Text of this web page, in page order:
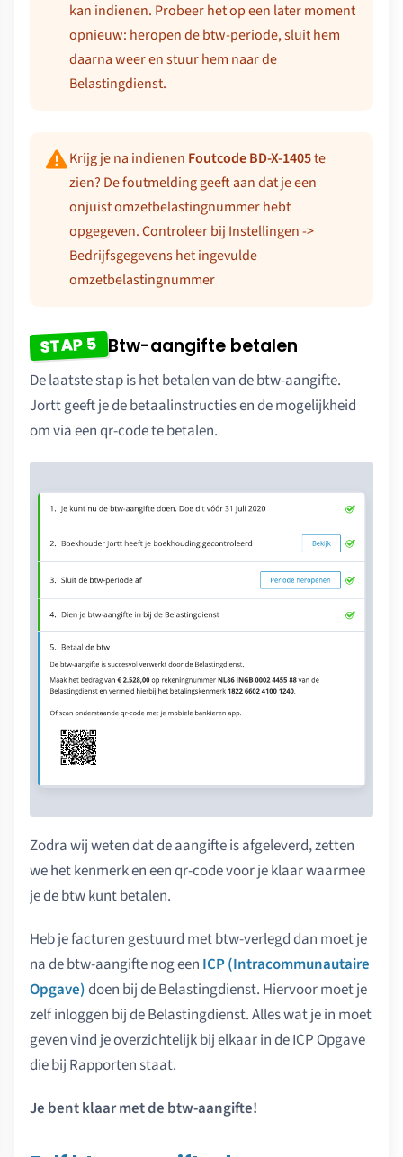
kan indienen. Probeer het op een later moment
opnieuw: heropen de btw-periode, sluit hem
daarna weer en stuur hem naar de
Belastingdienst.
Krijg je na indienen Foutcode BD-X-1405te
zien? De foutmelding geeft aan dat je een
onjuist omzetbelastingnummer hebt
opgegeven. Controleer bij Instellingen ->
Bedrijfsgegevens het ingevulde
omzetbelastingnummer
STAP 5 Btw-aangifte betalen
De laatste stap is het betalen van de btw-aangifte.
Jortt geeft je de betaalinstructies en de mogelijkheid
om via een qr-code te betalen.
Zodra wij weten dat de aangifte is afgeleverd, zetten
we het kenmerk en een qr-code voor je klaar waarmee
je de btw kunt betalen.
Heb je facturen gestuurd met btw-verlegd dan moet je
na de btw-aangifte nog een ICP (Intracommunautaire
Opgave)doen bij de Belastingdienst. Hiervoor moet je
zelf inloggen bij de Belastingdienst. Alles wat je in moet
geven vind je overzichtelijk bij elkaar in de ICP Opgave
die bij Rapporten staat.
Je bent klaar met de btw-aangifte!